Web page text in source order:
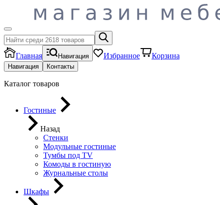
Главная Навигация Избранное Корзина
Навигация Контакты
Каталог товаров
Гостиные
Назад
Стенки
Модульные гостиные
Тумбы под ТV
Комоды в гостиную
Журнальные столы
Шкафы